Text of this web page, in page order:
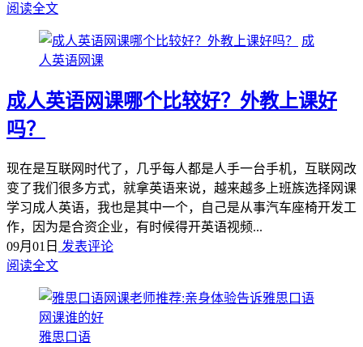
阅读全文
成
人英语网课
成人英语网课哪个比较好？外教上课好
吗？
现在是互联网时代了，几乎每人都是人手一台手机，互联网改
变了我们很多方式，就拿英语来说，越来越多上班族选择网课
学习成人英语，我也是其中一个，自己是从事汽车座椅开发工
作，因为是合资企业，有时候得开英语视频...
09月01日 发表评论
阅读全文
雅思口语